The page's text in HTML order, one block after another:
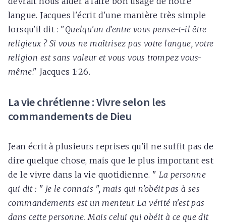
langue. Jacques l'écrit d'une manière très simple
lorsqu'il dit : "Quelqu'un d'entre vous pense-t-il être
religieux ? Si vous ne maîtrisez pas votre langue, votre
religion est sans valeur et vous vous trompez vous-
même." Jacques 1:26.
La vie chrétienne : Vivre selon les
commandements de Dieu
Jean écrit à plusieurs reprises qu'il ne suffit pas de
dire quelque chose, mais que le plus important est
de le vivre dans la vie quotidienne. " La personne
qui dit : " Je le connais ", mais qui n'obéit pas à ses
commandements est un menteur. La vérité n'est pas
dans cette personne. Mais celui qui obéit à ce que dit